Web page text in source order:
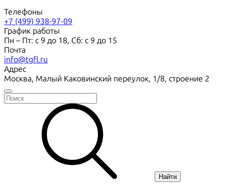
Телефоны
+7 (499) 938-97-09
График работы
Пн – Пт: с 9 до 18, Сб: с 9 до 15
Почта
info@tgfl.ru
Адрес
Москва, Малый Каковинский переулок, 1/8, строение 2
Найти